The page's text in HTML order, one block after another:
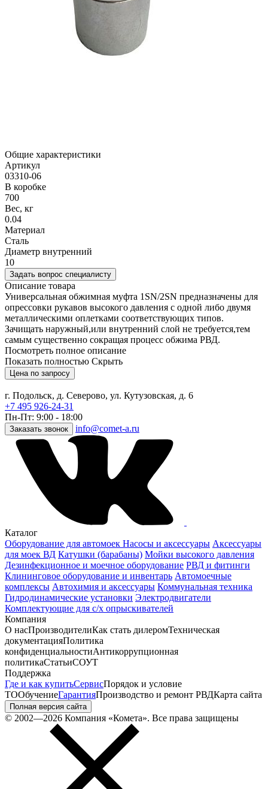
Общие характеристики
Артикул
03310-06
В коробке
700
Вес, кг
0.04
Материал
Cталь
Диаметр внутренний
10
Задать вопрос специалисту
Описание товара
Универсальная обжимная муфта 1SN/2SN предназначены для
опрессовки рукавов высокого давления с одной либо двумя
металлическими оплетками соответствующих типов.
Зачищать наружный,или внутренний слой не требуется,тем
самым существенно сокращая процесс обжима РВД.
Посмотреть полное описание
Показать полностью Скрыть
Цена по запросу
г. Подольск, д. Северово, ул. Кутузовская, д. 6
+7 495 926-24-31
Пн-Пт: 9:00 - 18:00
Заказать звонок info@comet-a.ru
Каталог
Оборудование для автомоек Насосы и аксессуары Аксессуары
для моек ВД Катушки (барабаны) Мойки высокого давления
Дезинфекционное и моечное оборудование РВД и фитинги
Клининговое оборудование и инвентарь Автомоечные
комплексы Автохимия и аксессуары Коммунальная техника
Гидродинамические установки Электродвигатели
Комплектующие для с/х опрыскивателей
Компания
О насПроизводителиКак стать дилеромТехническая
документацияПолитика
конфиденциальностиАнтикоррупционная
политикаСтатьиСОУТ
Поддержка
Где и как купитьСервисПорядок и условие
ТООбучениеГарантияПроизводство и ремонт РВДКарта сайта
Полная версия сайта
© 2002—2026 Компания «Комета». Все права защищены